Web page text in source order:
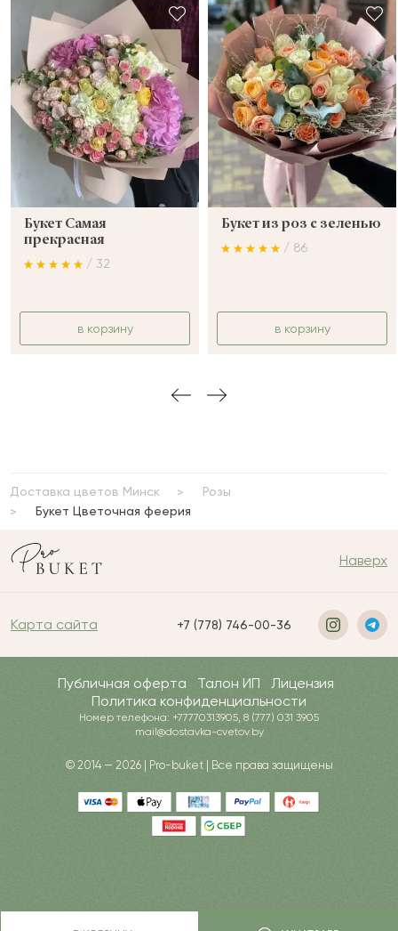
Букет Самая
прекрасная
/ 32
в корзину
Букет из роз с зеленью
/ 86
в корзину
Доставка цветов Минск
Розы
Букет Цветочная феерия
Наверх
Карта сайта +7 (778) 746-00-36
Публичная оферта Талон ИП
Лицензия
Политика конфиденциальности
Номер телефона: +77770313905, 8 (777) 031 3905
mail@dostavka-cvetov.by
© 2014 — 2026 | Pro-buket | Все права защищены